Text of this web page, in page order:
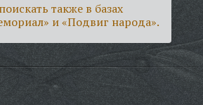
также в базах
и «Подвиг народа».